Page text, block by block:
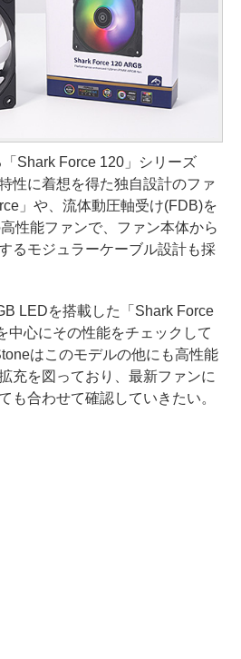
Shark Force 120」シリーズ
性に着想を得た独自設計のファ
」や、流体動圧軸受け(FDB)を
性能ファンで、ファン本体から
るモジュラーケーブル設計も採
LEDを搭載した「Shark Force
中心にその性能をチェックして
はこのモデルの他にも高性能
充を図っており、最新ファンに
も合わせて確認していきたい。